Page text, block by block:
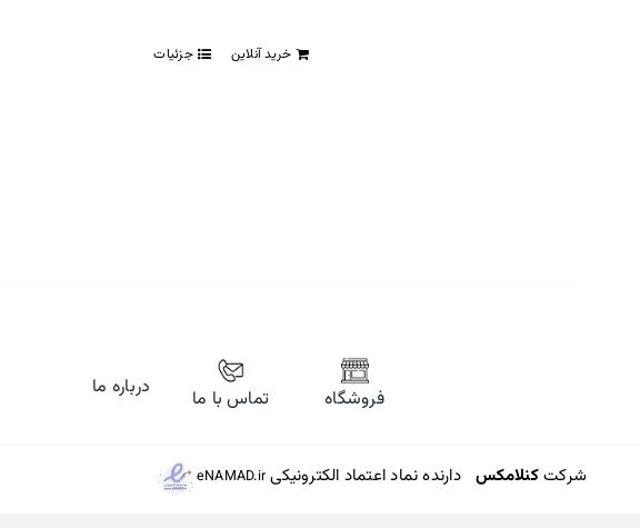
خرید آنلاین جزئیات
فروشگاه تماس با ما درباره ما
شرکتکنلامکس ‌ دارنده نماد اعتماد الکترونیکی eNAMAD.ir